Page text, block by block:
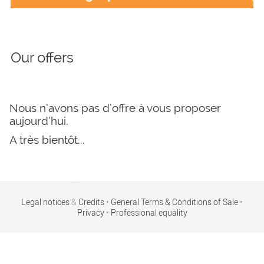
Our offers
Nous n’avons pas d’offre à vous proposer
aujourd’hui.
A très bientôt...
Legal notices& Credits • General Terms & Conditions of Sale •
Privacy • Professional equality